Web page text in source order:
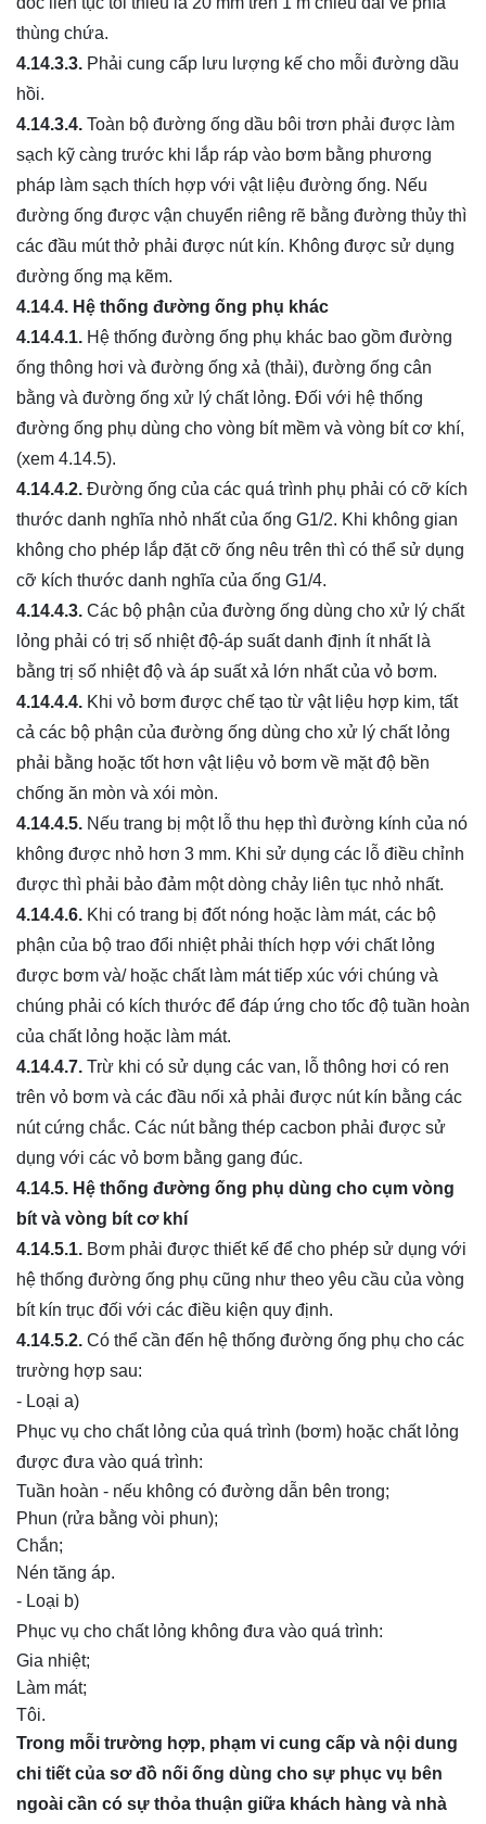
thùng chứa.
4.14.3.3. Phải cung cấp lưu lượng kế cho mỗi đường dầu
hồi.
4.14.3.4. Toàn bộ đường ống dầu bôi trơn phải được làm
sạch kỹ càng trước khi lắp ráp vào bơm bằng phương
pháp làm sạch thích hợp với vật liệu đường ống. Nếu
đường ống được vận chuyển riêng rẽ bằng đường thủy thì
các đầu mút thở phải được nút kín. Không được sử dụng
đường ống mạ kẽm.
4.14.4. Hệ thống đường ống phụ khác
4.14.4.1. Hệ thống đường ống phụ khác bao gồm đường
ống thông hơi và đường ống xả (thải), đường ống cân
bằng và đường ống xử lý chất lỏng. Đối với hệ thống
đường ống phụ dùng cho vòng bít mềm và vòng bít cơ khí,
(xem 4.14.5).
4.14.4.2. Đường ống của các quá trình phụ phải có cỡ kích
thước danh nghĩa nhỏ nhất của ống G1/2. Khi không gian
không cho phép lắp đặt cỡ ống nêu trên thì có thể sử dụng
cỡ kích thước danh nghĩa của ống G1/4.
4.14.4.3. Các bộ phận của đường ống dùng cho xử lý chất
lỏng phải có trị số nhiệt độ-áp suất danh định ít nhất là
bằng trị số nhiệt độ và áp suất xả lớn nhất của vỏ bơm.
4.14.4.4. Khi vỏ bơm được chế tạo từ vật liệu hợp kim, tất
cả các bộ phận của đường ống dùng cho xử lý chất lỏng
phải bằng hoặc tốt hơn vật liệu vỏ bơm về mặt độ bền
chống ăn mòn và xói mòn.
4.14.4.5. Nếu trang bị một lỗ thu hẹp thì đường kính của nó
không được nhỏ hơn 3 mm. Khi sử dụng các lỗ điều chỉnh
được thì phải bảo đảm một dòng chảy liên tục nhỏ nhất.
4.14.4.6. Khi có trang bị đốt nóng hoặc làm mát, các bộ
phận của bộ trao đổi nhiệt phải thích hợp với chất lỏng
được bơm và/ hoặc chất làm mát tiếp xúc với chúng và
chúng phải có kích thước để đáp ứng cho tốc độ tuần hoàn
của chất lỏng hoặc làm mát.
4.14.4.7. Trừ khi có sử dụng các van, lỗ thông hơi có ren
trên vỏ bơm và các đầu nối xả phải được nút kín bằng các
nút cứng chắc. Các nút bằng thép cacbon phải được sử
dụng với các vỏ bơm bằng gang đúc.
4.14.5. Hệ thống đường ống phụ dùng cho cụm vòng
bít và vòng bít cơ khí
4.14.5.1. Bơm phải được thiết kế để cho phép sử dụng với
hệ thống đường ống phụ cũng như theo yêu cầu của vòng
bít kín trục đối với các điều kiện quy định.
4.14.5.2. Có thể cần đến hệ thống đường ống phụ cho các
trường hợp sau:
- Loại a)
Phục vụ cho chất lỏng của quá trình (bơm) hoặc chất lỏng
được đưa vào quá trình:
Tuần hoàn - nếu không có đường dẫn bên trong;
Phun (rửa bằng vòi phun);
Chắn;
Nén tăng áp.
- Loại b)
Phục vụ cho chất lỏng không đưa vào quá trình:
Gia nhiệt;
Làm mát;
Tôi.
Trong mỗi trường hợp, phạm vi cung cấp và nội dung
chi tiết của sơ đồ nối ống dùng cho sự phục vụ bên
ngoài cần có sự thỏa thuận giữa khách hàng và nhà